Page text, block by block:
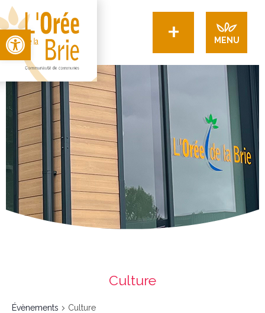
Open toolbar + MENU
Culture
Évènements Culture